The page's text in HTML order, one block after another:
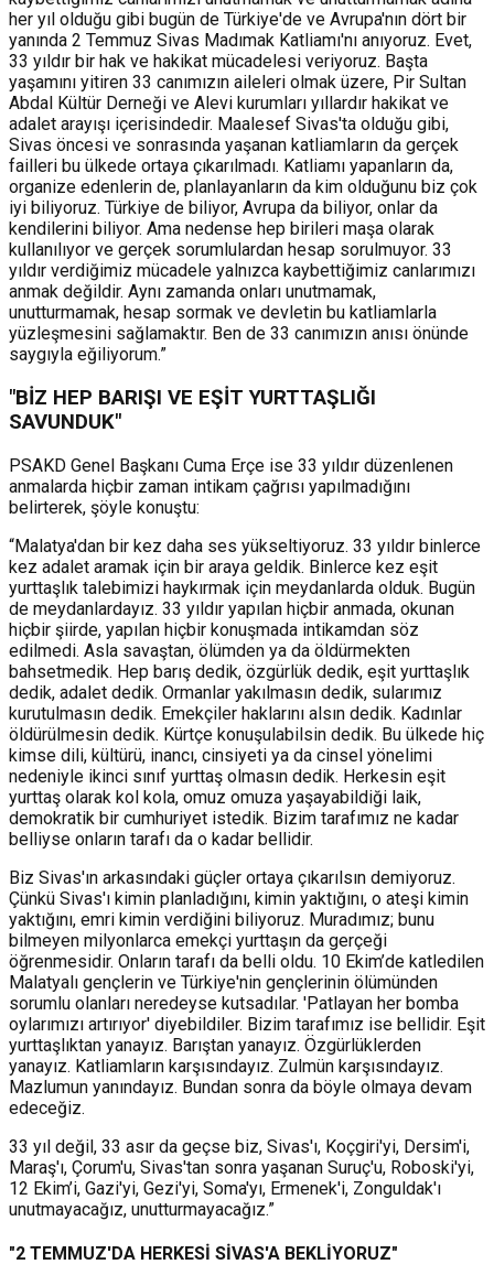
her yıl olduğu gibi bugün de Türkiye'de ve Avrupa'nın dört bir
yanında 2 Temmuz Sivas Madımak Katliamı'nı anıyoruz. Evet,
33 yıldır bir hak ve hakikat mücadelesi veriyoruz. Başta
yaşamını yitiren 33 canımızın aileleri olmak üzere, Pir Sultan
Abdal Kültür Derneği ve Alevi kurumları yıllardır hakikat ve
adalet arayışı içerisindedir. Maalesef Sivas'ta olduğu gibi,
Sivas öncesi ve sonrasında yaşanan katliamların da gerçek
failleri bu ülkede ortaya çıkarılmadı. Katliamı yapanların da,
organize edenlerin de, planlayanların da kim olduğunu biz çok
iyi biliyoruz. Türkiye de biliyor, Avrupa da biliyor, onlar da
kendilerini biliyor. Ama nedense hep birileri maşa olarak
kullanılıyor ve gerçek sorumlulardan hesap sorulmuyor. 33
yıldır verdiğimiz mücadele yalnızca kaybettiğimiz canlarımızı
anmak değildir. Aynı zamanda onları unutmamak,
unutturmamak, hesap sormak ve devletin bu katliamlarla
yüzleşmesini sağlamaktır. Ben de 33 canımızın anısı önünde
saygıyla eğiliyorum.”
"BİZ HEP BARIŞI VE EŞİT YURTTAŞLIĞI
SAVUNDUK"
PSAKD Genel Başkanı Cuma Erçe ise 33 yıldır düzenlenen
anmalarda hiçbir zaman intikam çağrısı yapılmadığını
belirterek, şöyle konuştu:
“Malatya'dan bir kez daha ses yükseltiyoruz. 33 yıldır binlerce
kez adalet aramak için bir araya geldik. Binlerce kez eşit
yurttaşlık talebimizi haykırmak için meydanlarda olduk. Bugün
de meydanlardayız. 33 yıldır yapılan hiçbir anmada, okunan
hiçbir şiirde, yapılan hiçbir konuşmada intikamdan söz
edilmedi. Asla savaştan, ölümden ya da öldürmekten
bahsetmedik. Hep barış dedik, özgürlük dedik, eşit yurttaşlık
dedik, adalet dedik. Ormanlar yakılmasın dedik, sularımız
kurutulmasın dedik. Emekçiler haklarını alsın dedik. Kadınlar
öldürülmesin dedik. Kürtçe konuşulabilsin dedik. Bu ülkede hiç
kimse dili, kültürü, inancı, cinsiyeti ya da cinsel yönelimi
nedeniyle ikinci sınıf yurttaş olmasın dedik. Herkesin eşit
yurttaş olarak kol kola, omuz omuza yaşayabildiği laik,
demokratik bir cumhuriyet istedik. Bizim tarafımız ne kadar
belliyse onların tarafı da o kadar bellidir.
Biz Sivas'ın arkasındaki güçler ortaya çıkarılsın demiyoruz.
Çünkü Sivas'ı kimin planladığını, kimin yaktığını, o ateşi kimin
yaktığını, emri kimin verdiğini biliyoruz. Muradımız; bunu
bilmeyen milyonlarca emekçi yurttaşın da gerçeği
öğrenmesidir. Onların tarafı da belli oldu. 10 Ekim’de katledilen
Malatyalı gençlerin ve Türkiye'nin gençlerinin ölümünden
sorumlu olanları neredeyse kutsadılar. 'Patlayan her bomba
oylarımızı artırıyor' diyebildiler. Bizim tarafımız ise bellidir. Eşit
yurttaşlıktan yanayız. Barıştan yanayız. Özgürlüklerden
yanayız. Katliamların karşısındayız. Zulmün karşısındayız.
Mazlumun yanındayız. Bundan sonra da böyle olmaya devam
edeceğiz.
33 yıl değil, 33 asır da geçse biz, Sivas'ı, Koçgiri'yi, Dersim'i,
Maraş'ı, Çorum'u, Sivas'tan sonra yaşanan Suruç'u, Roboski'yi,
12 Ekim’i, Gazi'yi, Gezi'yi, Soma'yı, Ermenek'i, Zonguldak'ı
unutmayacağız, unutturmayacağız.”
"2 TEMMUZ'DA HERKESİ SİVAS'A BEKLİYORUZ"